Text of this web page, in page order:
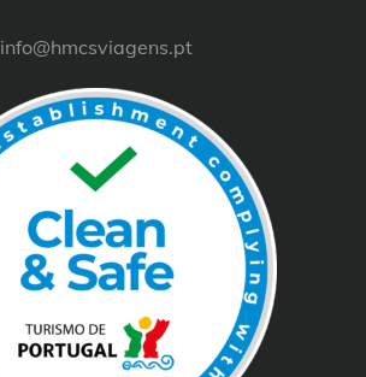
info@hmcsviagens.pt